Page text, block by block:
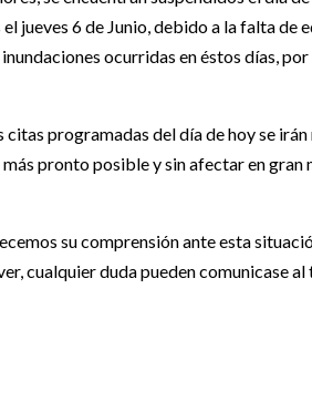
jueves 6 de Junio, debido a la falta de
ocurridas en éstos días,
citas programadas del día de hoy se
pronto posible y sin afectar en
su comprensión ante esta
cualquier duda pueden comunicase